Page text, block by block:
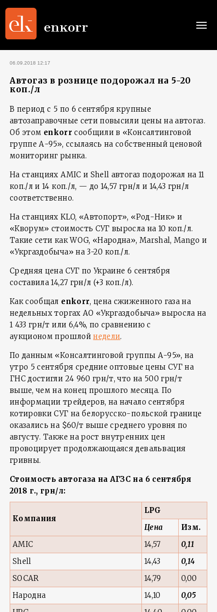
06.09.2018 12:17
Автогаз в рознице подорожал на 5-20
коп./л
В период с 5 по 6 сентября крупные
автозаправочные сети повысили цены на автогаз.
Об этом enkorr сообщили в «Консалтинговой
группе А-95», ссылаясь на собственный ценовой
мониторинг рынка.
На станциях AMIC и Shell автогаз подорожал на 11
коп./л и 14 коп./л, — до 14,57 грн/л и 14,43 грн/л
соответственно.
На станциях KLO, «Автопорт», «Род-Ник» и
«Кворум» стоимость СУГ выросла на 10 коп./л.
Такие сети как WOG, «Народна», Marshal, Mango и
«Укргаздобыча» на 3-20 коп./л.
Средняя цена СУГ по Украине 6 сентября
составила 14,27 грн/л (+3 коп./л).
Как сообщал enkorr, цена сжиженного газа на
недельных торгах АО «Укргаздобыча» выросла на
1 433 грн/т или 6,4%, по сравнению с
аукционом прошлойнедели.
По данным «Консалтинговой группы А-95», на
утро 5 сентября средние оптовые цены СУГ на
ГНС достигли 24 960 грн/т, что на 500 грн/т
выше, чем на конец прошлого месяца. По
информации трейдеров, на начало сентября
котировки СУГ на белорусско-польской границе
оказались на $60/т выше среднего уровня по
августу. Также на рост внутренних цен
провоцирует продолжающаяся девальвация
гривны.
Стоимость автогаза на АГЗС на 6 сентября
2018 г., грн/л:
Компания
LPG
Цена
Изм.
AMIC
14,57
0,11
Shell
14,43
0,14
SOCAR
14,79
0,00
Народна
14,10
0,05